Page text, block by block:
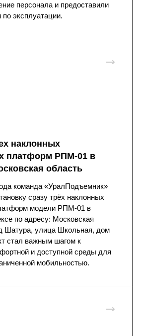
персонала и предоставили
эксплуатации.
наклонных
платформ РПМ-01 в
область
команда «УралПодъемник»
сразу трёх наклонных
модели РПМ-01 в
по адресу: Московская
Шатура, улица Школьная, дом
стал важным шагом к
и доступной среды для
мобильностью.